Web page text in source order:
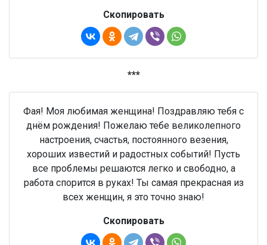
Скопировать
***
Фая! Моя любимая женщина! Поздравляю тебя с
днём рождения! Пожелаю тебе великолепного
настроения, счастья, постоянного везения,
хороших известий и радостных событий! Пусть
все проблемы решаются легко и свободно, а
работа спорится в руках! Ты самая прекрасная из
всех женщин, я это точно знаю!
Скопировать